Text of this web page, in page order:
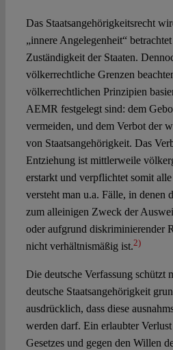
Das Staatsangehörigkeitsrecht
„innere Angelegenheit“
Zuständigkeit der Staaten.
völkerrechtliche Grenzen
völkerrechtlichen Prinzipien
AEMR festgelegt sind: dem
vermeiden, und dem Verbot der
von Staatsangehörigkeit. Das
Entziehung ist mittlerweile
erstarkt und verpflichtet somit alle
versteht man u.a. Fälle, in denen
zum alleinigen Zweck der
oder aufgrund diskriminierender
nicht verhältnismäßig ist.2)
Die deutsche Verfassung
deutsche Staatsangehörigkeit
ausdrücklich, dass diese
werden darf. Ein erlaubter
Gesetzes und gegen den Willen